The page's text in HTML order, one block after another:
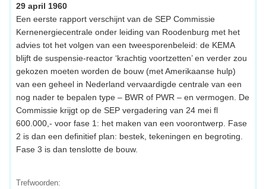
29 april 1960
Een eerste rapport verschijnt van de SEP Commissie
Kernenergiecentrale onder leiding van Roodenburg met het
advies tot het volgen van een tweesporenbeleid: de KEMA
blijft de suspensie-reactor ‘krachtig voortzetten’ en verder zou
gekozen moeten worden de bouw (met Amerikaanse hulp)
van een geheel in Nederland vervaardigde centrale van een
nog nader te bepalen type – BWR of PWR – en vermogen. De
Commissie krijgt op de SEP vergadering van 24 mei fl
600.000,- voor fase 1: het maken van een voorontwerp. Fase
2 is dan een definitief plan: bestek, tekeningen en begroting.
Fase 3 is dan tenslotte de bouw.
Trefwoorden: